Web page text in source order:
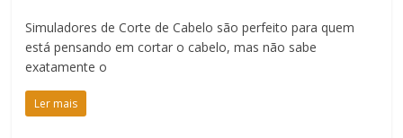
Simuladores de Corte de Cabelo são perfeito para quem
está pensando em cortar o cabelo, mas não sabe
exatamente o
Ler mais